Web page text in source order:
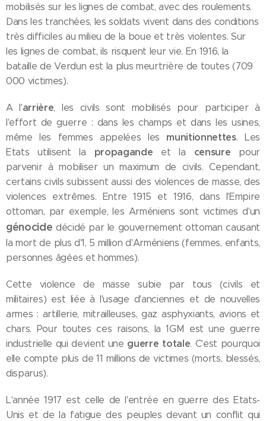
mobilisés sur les lignes de combat, avec des roulements.
Dans les tranchées, les soldats vivent dans des conditions
très difficiles au milieu de la boue et très violentes. Sur
les lignes de combat, ils risquent leur vie. En 1916, la
bataille de Verdun est la plus meurtrière de toutes (709
000 victimes).
A l'arrière, les civils sont mobilisés pour participer à
l'effort de guerre : dans les champs et dans les usines,
même les femmes appelées les munitionnettes. Les
Etats utilisent la propagande et la censure pour
parvenir à mobiliser un maximum de civils. Cependant,
certains civils subissent aussi des violences de masse, des
violences extrêmes. Entre 1915 et 1916, dans l'Empire
ottoman, par exemple, les Arméniens sont victimes d'un
génocide décidé par le gouvernement ottoman causant
la mort de plus d'1, 5 million d'Arméniens (femmes, enfants,
personnes âgées et hommes).
Cette violence de masse subie par tous (civils et
militaires) est liée à l'usage d'anciennes et de nouvelles
armes : artillerie, mitrailleuses, gaz asphyxiants, avions et
chars. Pour toutes ces raisons, la 1GM est une guerre
industrielle qui devient une guerre totale. C'est pourquoi
elle compte plus de 11 millions de victimes (morts, blessés,
disparus).
L'année 1917 est celle de l'entrée en guerre des Etats-
Unis et de la fatigue des peuples devant un conflit qui